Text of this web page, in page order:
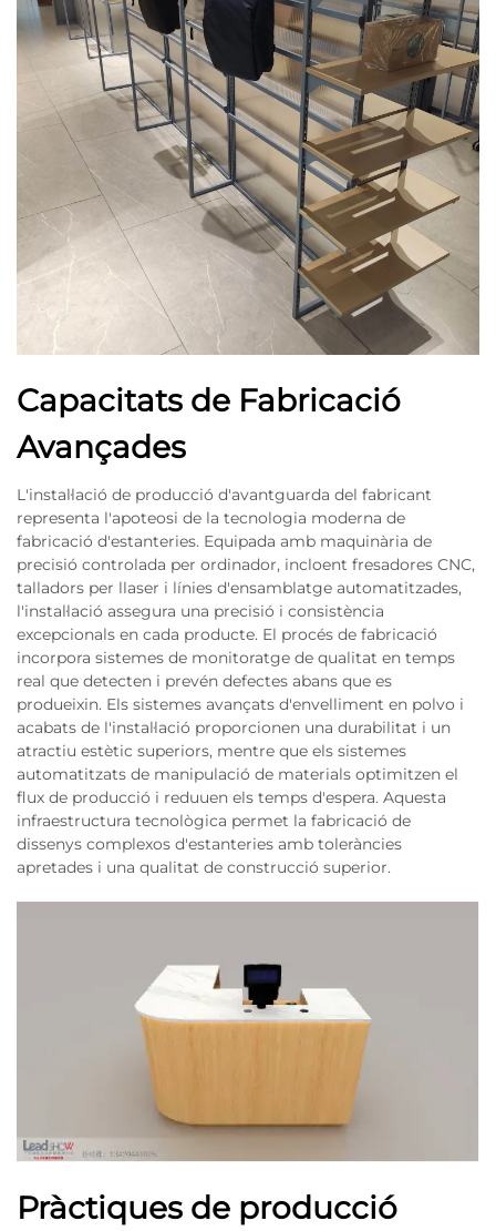
Capacitats de Fabricació
Avançades
L'instal·lació de producció d'avantguarda del fabricant
representa l'apoteosi de la tecnologia moderna de
fabricació d'estanteries. Equipada amb maquinària de
precisió controlada per ordinador, incloent fresadores CNC,
talladors per llaser i línies d'ensamblatge automatitzades,
l'instal·lació assegura una precisió i consistència
excepcionals en cada producte. El procés de fabricació
incorpora sistemes de monitoratge de qualitat en temps
real que detecten i prevén defectes abans que es
produeixin. Els sistemes avançats d'envelliment en polvo i
acabats de l'instal·lació proporcionen una durabilitat i un
atractiu estètic superiors, mentre que els sistemes
automatitzats de manipulació de materials optimitzen el
flux de producció i reduuen els temps d'espera. Aquesta
infraestructura tecnològica permet la fabricació de
dissenys complexos d'estanteries amb toleràncies
apretades i una qualitat de construcció superior.
Pràctiques de producció